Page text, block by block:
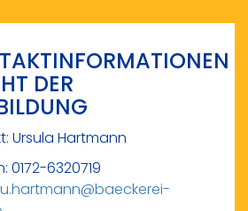
DER
Ursula Hartmann
0172-6320719
u.hartmann@baeckerei-